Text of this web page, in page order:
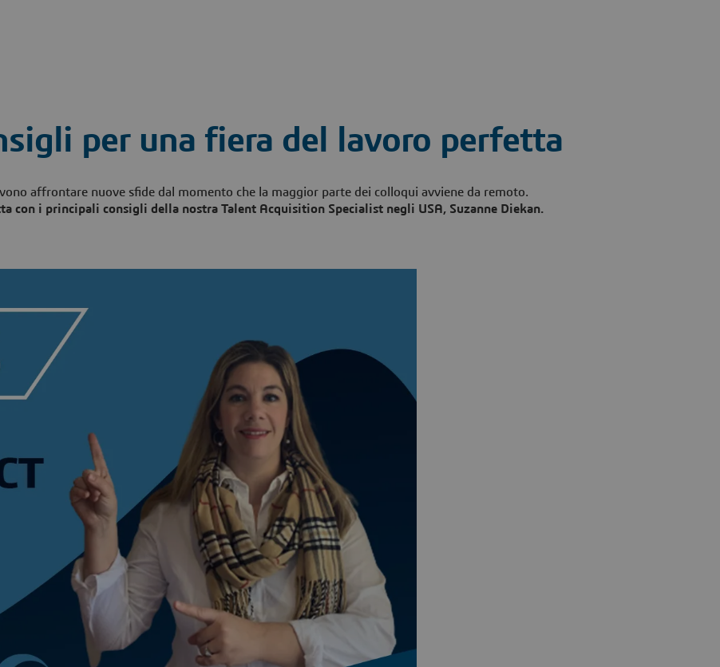
per una fiera del lavoro perfetta
affrontare nuove sfide dal momento che la maggior parte dei colloqui avviene da remoto.
con i principali consigli della nostra Talent Acquisition Specialist negli USA, Suzanne Diekan.